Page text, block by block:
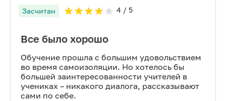
Засчитан 4 / 5
Все было хорошо
Обучение прошла с большим удовольствием
во время самоизоляции. Но хотелось бы
большей заинтересованности учителей в
учениках – никакого диалога, рассказывают
сами по себе.